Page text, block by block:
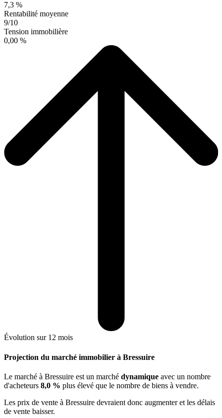
7,3 %
Rentabilité moyenne
9/10
Tension immobilière
0,00 %
Évolution sur 12 mois
Projection du marché immobilier à Bressuire
Le marché à Bressuire est un marché dynamique avec un nombre
d'acheteurs 8,0 % plus élevé que le nombre de biens à vendre.
Les prix de vente à Bressuire devraient donc augmenteret les délais
de vente baisser.